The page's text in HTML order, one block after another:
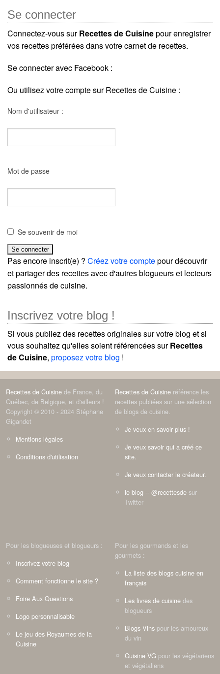
Se connecter
Connectez-vous surRecettes de Cuisinepour enregistrer
vos recettes préférées dans votre carnet de recettes.
Se connecter avec Facebook :
Ou utilisez votre compte sur Recettes de Cuisine :
Nom d'utilisateur :
Mot de passe
Se souvenir de moi
Pas encore inscrit(e) ? Créez votre comptepour découvrir
et partager des recettes avec d'autres blogueurs et lecteurs
passionnés de cuisine.
Inscrivez votre blog !
Si vous publiez des recettes originales sur votre blog et si
vous souhaitez qu'elles soient référencées surRecettes
de Cuisine, proposez votre blog !
Recettes de Cuisine de France, du
Québec, de Belgique, et d'ailleurs !
Copyright © 2010 - 2024 Stéphane
Gigandet
Mentions légales
Conditions d'utilisation
Recettes de Cuisine référence les
recettes publiées sur une sélection
de blogs de cuisine.
Je veux en savoir plus !
Je veux savoir qui a créé ce
site.
Je veux contacter le créateur.
le blog -- @recettesde sur
Twitter
Pour les blogueuses et blogueurs :
Inscrivez votre blog
Comment fonctionne le site ?
Foire Aux Questions
Logo personnalisable
Le jeu des Royaumes de la
Cuisine
Pour les gourmands et les
gourmets :
La liste des blogs cuisine en
français
Les livres de cuisine des
blogueurs
Blogs Vins pour les amoureux
du vin
Cuisine VG pour les végétariens
et végétaliens